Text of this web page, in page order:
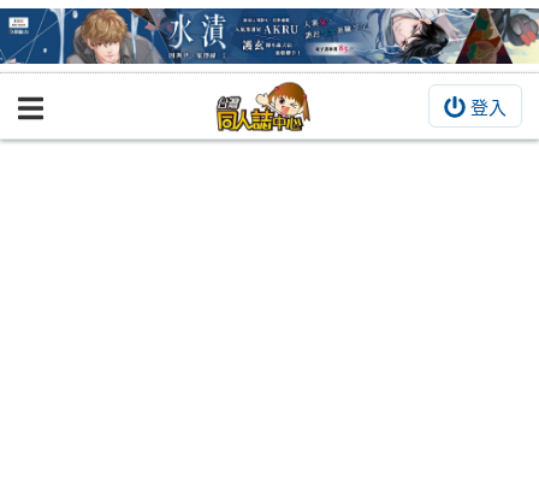
登入
BOOKY書集倉庫